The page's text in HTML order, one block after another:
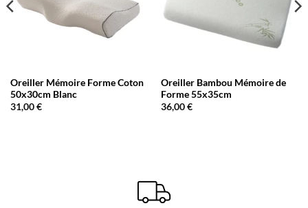
Oreiller Mémoire Forme Coton
50x30cm Blanc
31,00€
Oreiller Bambou Mémoire de
Forme 55x35cm
36,00€